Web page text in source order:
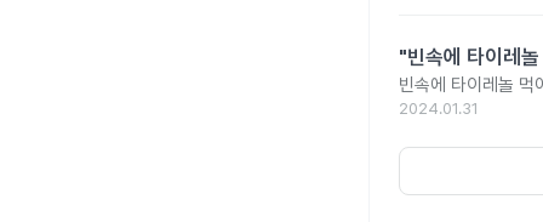
"빈속에 타이레
빈속에 타이레놀 먹
2024.01.31